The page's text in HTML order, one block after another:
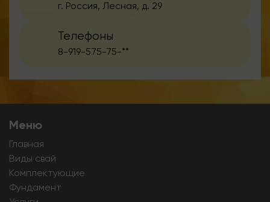
г. Россия, Лесная, д. 29
Телефоны
8-919-575-75-**
Меню
Главная
Виды свай
Комплектующие
Фундамент